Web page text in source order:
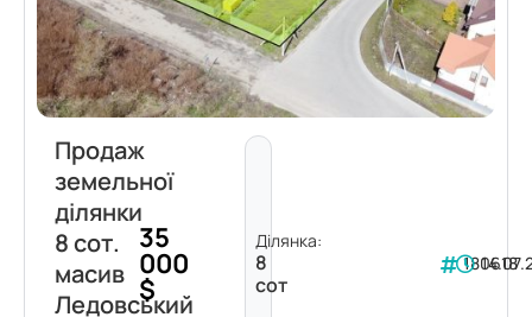
Продаж
земельної
ділянки
8 сот.
масив
Ледовський
35
000
$
Ділянка:
8
сот
180618